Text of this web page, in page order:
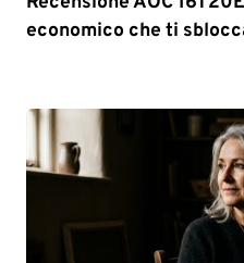
economico che ti